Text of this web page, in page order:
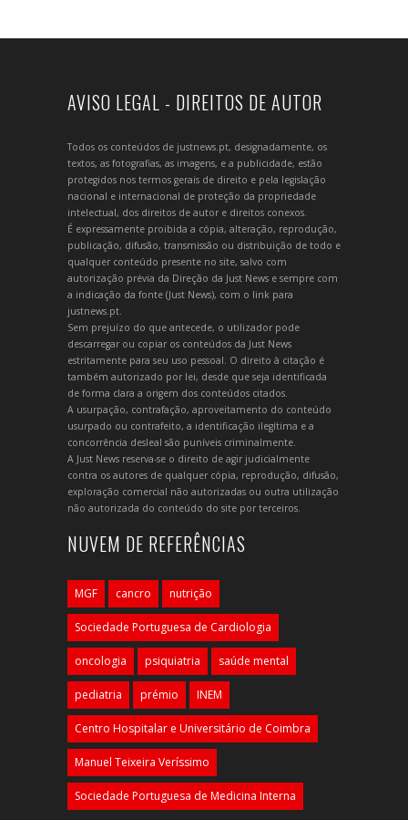
AVISO LEGAL - DIREITOS DE AUTOR
Todos os conteúdos de justnews.pt, designadamente, os
textos, as fotografias, as imagens, e a publicidade, estão
protegidos nos termos gerais de direito e pela legislação
nacional e internacional de proteção da propriedade
intelectual, dos direitos de autor e direitos conexos.
É expressamente proibida a cópia, alteração, reprodução,
publicação, difusão, transmissão ou distribuição de todo e
qualquer conteúdo presente no site, salvo com
autorização prévia da Direção da Just News e sempre com
a indicação da fonte (Just News), com o link para
justnews.pt.
Sem prejuízo do que antecede, o utilizador pode
descarregar ou copiar os conteúdos da Just News
estritamente para seu uso pessoal. O direito à citação é
também autorizado por lei, desde que seja identificada
de forma clara a origem dos conteúdos citados.
A usurpação, contrafação, aproveitamento do conteúdo
usurpado ou contrafeito, a identificação ilegítima e a
concorrência desleal são puníveis criminalmente.
A Just News reserva-se o direito de agir judicialmente
contra os autores de qualquer cópia, reprodução, difusão,
exploração comercial não autorizadas ou outra utilização
não autorizada do conteúdo do site por terceiros.
NUVEM DE REFERÊNCIAS
MGF cancro nutrição
Sociedade Portuguesa de Cardiologia
oncologia psiquiatria saúde mental
pediatria prémio INEM
Centro Hospitalar e Universitário de Coimbra
Manuel Teixeira Veríssimo
Sociedade Portuguesa de Medicina Interna